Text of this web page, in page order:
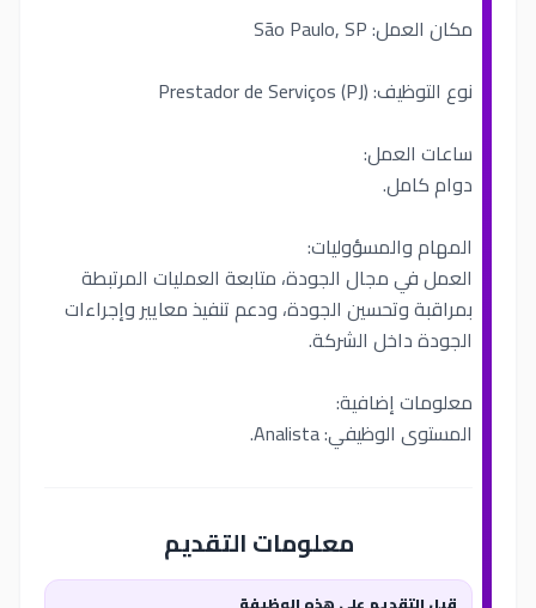
مكان العمل: São Paulo, SP
نوع التوظيف: Prestador de Serviços (PJ)
ساعات العمل:
دوام كامل.
المهام والمسؤوليات:
العمل في مجال الجودة، متابعة العمليات المرتبطة
بمراقبة وتحسين الجودة، ودعم تنفيذ معايير وإجراءات
الجودة داخل الشركة.
معلومات إضافية:
المستوى الوظيفي: Analista.
معلومات التقديم